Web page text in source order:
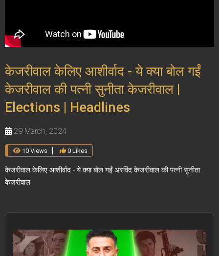
केजरीवाल केलिए आशीर्वाद - ये क्या बोल गईं
केजरीवाल की पत्नी सुनीता केजरीवाल |
Elections | Headlines
29 March, 2024
10 Views 0 Likes
केजरीवाल केलिए आशीर्वाद - ये क्या बोल गईं अरविंद केजरीवाल की पत्नी सुनीता
केजरीवाल